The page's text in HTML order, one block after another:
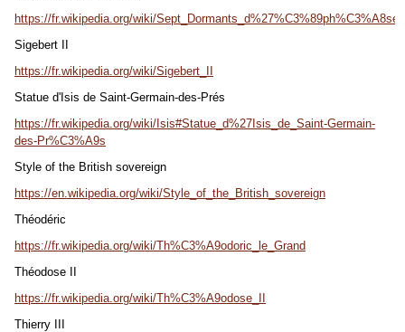
https://fr.wikipedia.org/wiki/Sept_Dormants_d%27%C3%89ph%C3%A8se
Sigebert II
https://fr.wikipedia.org/wiki/Sigebert_II
Statue d'Isis de Saint-Germain-des-Prés
https://fr.wikipedia.org/wiki/Isis#Statue_d%27Isis_de_Saint-Germain-
des-Pr%C3%A9s
Style of the British sovereign
https://en.wikipedia.org/wiki/Style_of_the_British_sovereign
Théodéric
https://fr.wikipedia.org/wiki/Th%C3%A9odoric_le_Grand
Théodose II
https://fr.wikipedia.org/wiki/Th%C3%A9odose_II
Thierry III